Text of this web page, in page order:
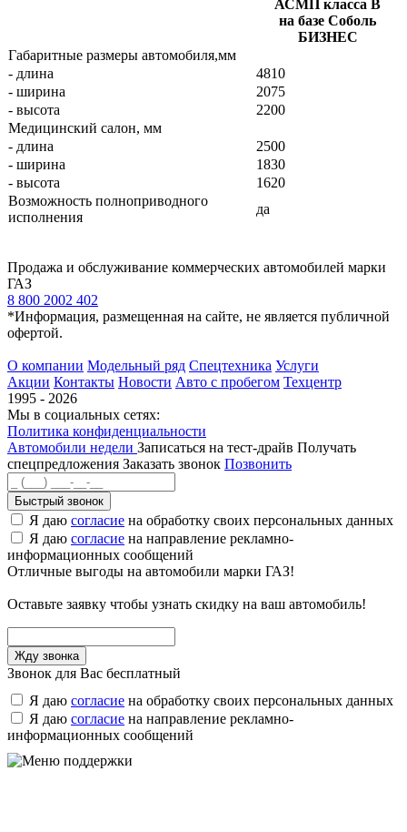
АСМП класса В
на базе Соболь
БИЗНЕС
Габаритные размеры автомобиля,мм
- длина
4810
- ширина
2075
- высота
2200
Медицинский салон, мм
- длина
2500
- ширина
1830
- высота
1620
Возможность полноприводного
исполнения
да
Продажа и обслуживание коммерческих автомобилей марки
ГАЗ
8 800 2002 402
*Информация, размещенная на сайте, не является публичной
офертой.
О компании Модельный ряд Спецтехника Услуги
Акции Контакты Новости Авто с пробегом Техцентр
1995 - 2026
Мы в социальных сетях:
Политика конфиденциальности
Автомобили недели Записаться на тест-драйв Получать
спецпредложения Заказать звонок Позвонить
Быстрый звонок
Я даю согласие на обработку своих персональных данных
Я даю согласие на направление рекламно-
информационных сообщений
Отличные выгоды на автомобили марки ГАЗ!
Оставьте заявку чтобы узнать скидку на ваш автомобиль!
Звонок для Вас бесплатный
Я даю согласие на обработку своих персональных данных
Я даю согласие на направление рекламно-
информационных сообщений